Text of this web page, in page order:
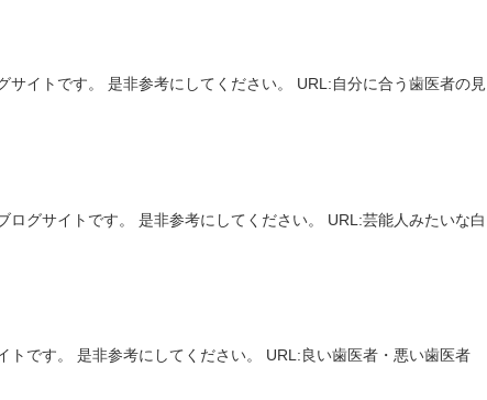
サイトです。 是非参考にしてください。 URL:自分に合う歯医者の見
グサイトです。 是非参考にしてください。 URL:芸能人みたいな白
トです。 是非参考にしてください。 URL:良い歯医者・悪い歯医者